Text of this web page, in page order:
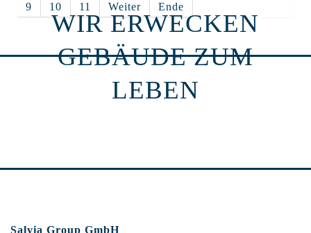
9
10 11 Weiter Ende
WIR ERWECKEN
GEBÄUDE ZUM
LEBEN
Salvia Group GmbH